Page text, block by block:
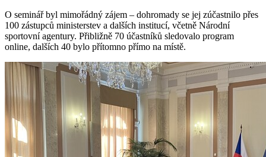
O seminář byl mimořádný zájem – dohromady se jej zúčastnilo přes
100 zástupců ministerstev a dalších institucí, včetně Národní
sportovní agentury. Přibližně 70 účastníků sledovalo program
online, dalších 40 bylo přítomno přímo na místě.